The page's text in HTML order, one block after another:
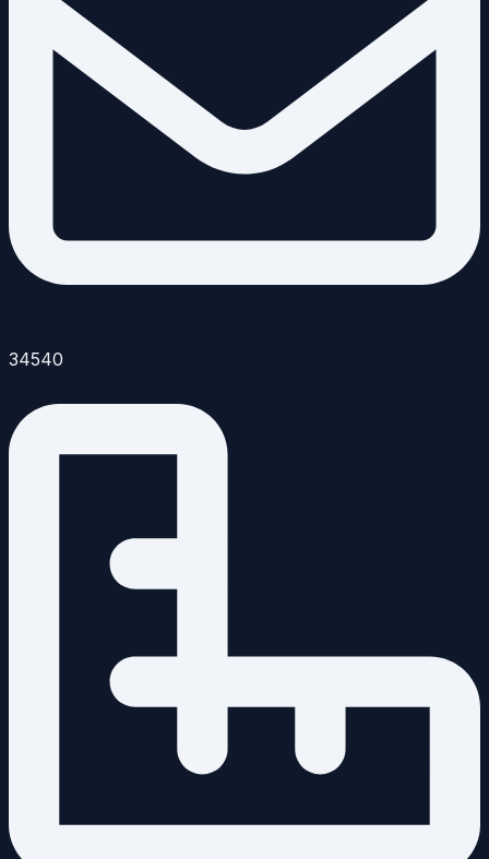
34540